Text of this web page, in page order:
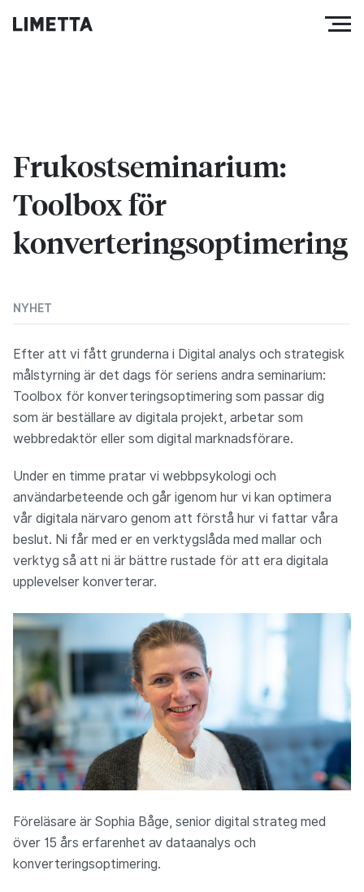
Frukostseminarium:
Toolbox för
konverteringsoptimering
NYHET
Efter att vi fått grunderna i Digital analys och strategisk
målstyrning är det dags för seriens andra seminarium:
Toolbox för konverteringsoptimering som passar dig
som är beställare av digitala projekt, arbetar som
webbredaktör eller som digital marknadsförare.
Under en timme pratar vi webbpsykologi och
användarbeteende och går igenom hur vi kan optimera
vår digitala närvaro genom att förstå hur vi fattar våra
beslut. Ni får med er en verktygslåda med mallar och
verktyg så att ni är bättre rustade för att era digitala
upplevelser konverterar.
Föreläsare är Sophia Båge, senior digital strateg med
över 15 års erfarenhet av dataanalys och
konverteringsoptimering.